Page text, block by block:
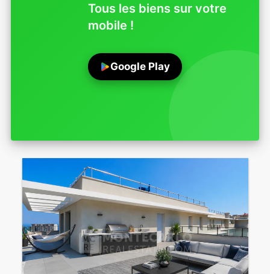
Tous les biens sur votre
mobile !
Google Play